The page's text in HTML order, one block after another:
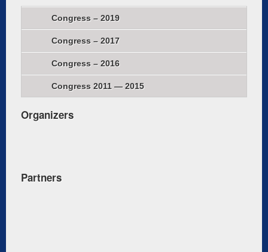
Congress – 2019
Congress – 2017
Congress – 2016
Congress 2011 — 2015
Organizers
Partners